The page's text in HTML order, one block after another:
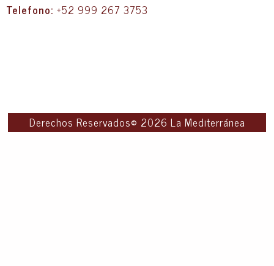
Telefono: +52 999 267 3753
Derechos Reservados© 2026 La Mediterránea